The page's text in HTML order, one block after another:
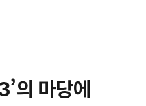
의 마당에